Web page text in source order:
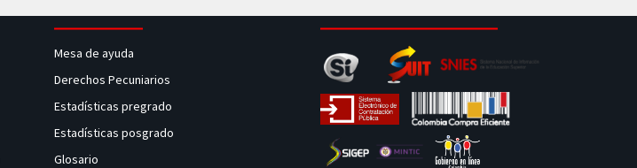
Mesa de ayuda
Derechos Pecuniarios
Estadísticas pregrado
Estadísticas posgrado
Glosario